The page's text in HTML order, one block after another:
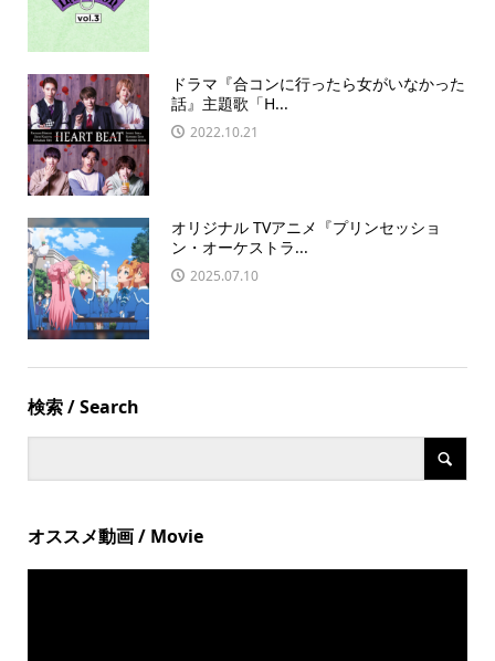
ドラマ『合コンに行ったら女がいなかった
話』主題歌「H...
2022.10.21
オリジナル TVアニメ『プリンセッショ
ン・オーケストラ...
2025.07.10
検索 / Search
オススメ動画 / Movie